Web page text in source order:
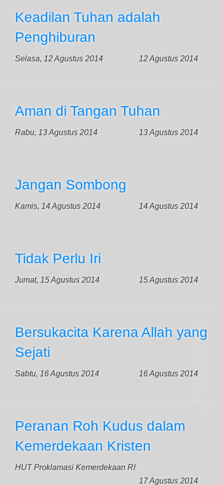
Keadilan Tuhan adalah
Penghiburan
Selasa, 12 Agustus 2014 12 Agustus 2014
Aman di Tangan Tuhan
Rabu, 13 Agustus 2014 13 Agustus 2014
Jangan Sombong
Kamis, 14 Agustus 2014 14 Agustus 2014
Tidak Perlu Iri
Jumat, 15 Agustus 2014 15 Agustus 2014
Bersukacita Karena Allah yang
Sejati
Sabtu, 16 Agustus 2014 16 Agustus 2014
Peranan Roh Kudus dalam
Kemerdekaan Kristen
HUT Proklamasi Kemerdekaan RI
17 Agustus 2014